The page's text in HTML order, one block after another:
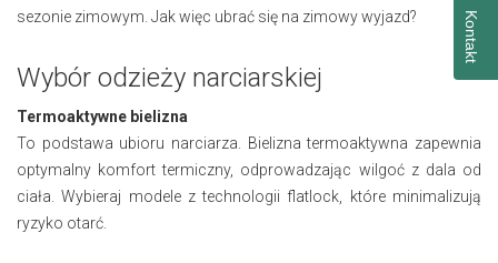
sezonie zimowym. Jak więc ubrać się na zimowy wyjazd?
Wybór odzieży narciarskiej
Termoaktywne bielizna
To podstawa ubioru narciarza. Bielizna termoaktywna zapewnia
optymalny komfort termiczny, odprowadzając wilgoć z dala od
ciała. Wybieraj modele z technologii flatlock, które minimalizują
ryzyko otarć.
Kontakt